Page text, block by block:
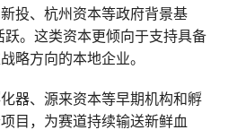
投、杭州资本等政府背景基
跃。这类资本更倾向于支持具备
略方向的本地企业。
器、源来资本等早期机构和孵
目，为赛道持续输送新鲜血